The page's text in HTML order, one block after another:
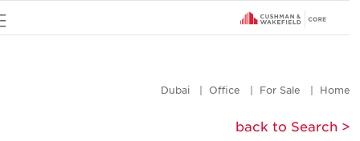
Home
For Sale
Office
Dubai
< back to Search